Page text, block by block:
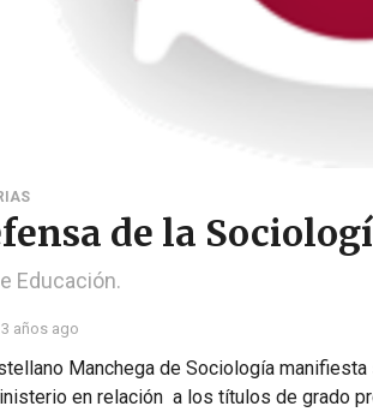
de la
Educación.
3 años ago
Manchega de Sociología
en relación a los títulos de grado